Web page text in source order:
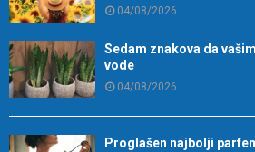
04/08/2026
Sedam znakova da
vode
04/08/2026
Proglašen najbolji